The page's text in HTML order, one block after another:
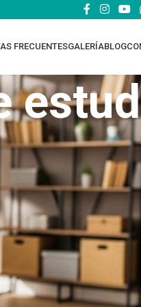
FRECUENTESGALERÍABLOG
TOP RATED